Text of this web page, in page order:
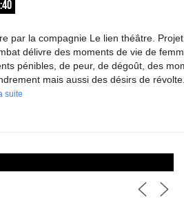
par la compagnie Le lien théâtre.
délivre des moments de vie de
pénibles, de peur, de dégoût, des
mais aussi des désirs de
suite